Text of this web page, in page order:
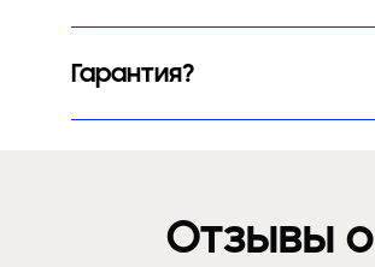
Гарантия?
Отзывы о